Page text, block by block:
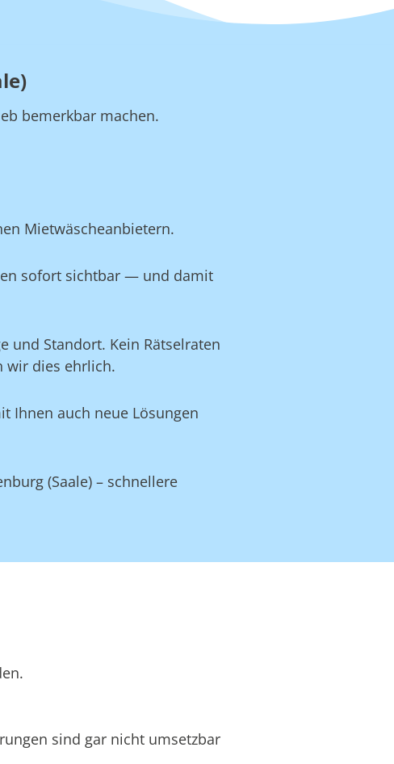
bemerkbar machen.
Mietwäscheanbietern.
sofort sichtbar — und damit
und Standort. Kein Rätselraten
wir dies ehrlich.
Ihnen auch neue Lösungen
(Saale) – schnellere
sind gar nicht umsetzbar